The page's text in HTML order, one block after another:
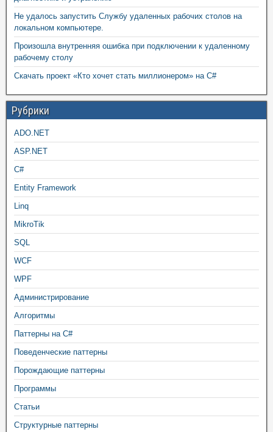
Не удалось запустить Службу удаленных рабочих столов на
локальном компьютере.
Произошла внутренняя ошибка при подключении к удаленному
рабочему столу
Скачать проект «Кто хочет стать миллионером» на C#
Рубрики
ADO.NET
ASP.NET
C#
Entity Framework
Linq
MikroTik
SQL
WCF
WPF
Администрирование
Алгоритмы
Паттерны на C#
Поведенческие паттерны
Порождающие паттерны
Программы
Статьи
Структурные паттерны